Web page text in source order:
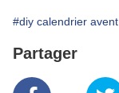
#diy calendrier avent
Partager